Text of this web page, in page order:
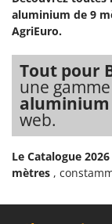
New
Nilfisk
Ninja
Novatec
Novital
NuAir
NuovaFac
Oliviero
aluminium de 9
AgriEuro.
Tout pour
une
aluminium
web.
Le Catalogue
mètres ,